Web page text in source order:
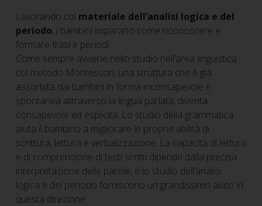
Lavorando col materiale dell’analisi logica e del
periodo, i bambini imparano come riconoscere e
formare frasi e periodi.
Come sempre avviene nello studio nell’area linguistica
col metodo Montessori, una struttura che è già
assorbita dai bambini in forma inconsapevole e
spontanea attraverso la lingua parlata, diventa
consapevole ed esplicita. Lo studio della grammatica
aiuta il bambino a migliorare le proprie abilità di
scrittura, lettura e verbalizzazione. La capacità di lettura
e di comprensione di testi scritti dipende dalla precisa
interpretazione delle parole, e lo studio dell’analisi
logica e del periodo forniscono un grandissimo aiuto in
questa direzione.